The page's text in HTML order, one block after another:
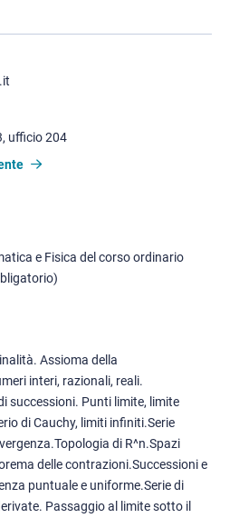
ufficio 204
e Fisica del corso ordinario
Assioma della
interi, razionali, reali.
successioni. Punti limite, limite
di Cauchy, limiti infiniti.Serie
di R^n.Spazi
delle contrazioni.Successioni e
puntuale e uniforme.Serie di
Passaggio al limite sotto il